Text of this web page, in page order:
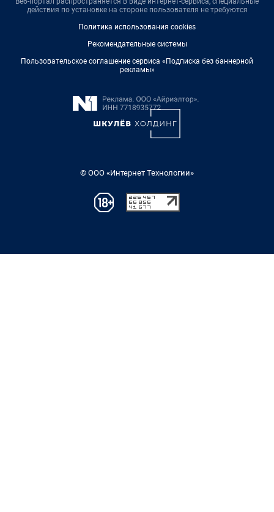
действия по установке на стороне пользователя не требуются
Политика использования cookies
Рекомендательные системы
Пользовательское соглашение сервиса «Подписка без баннерной
рекламы»
© ООО «Интернет Технологии»